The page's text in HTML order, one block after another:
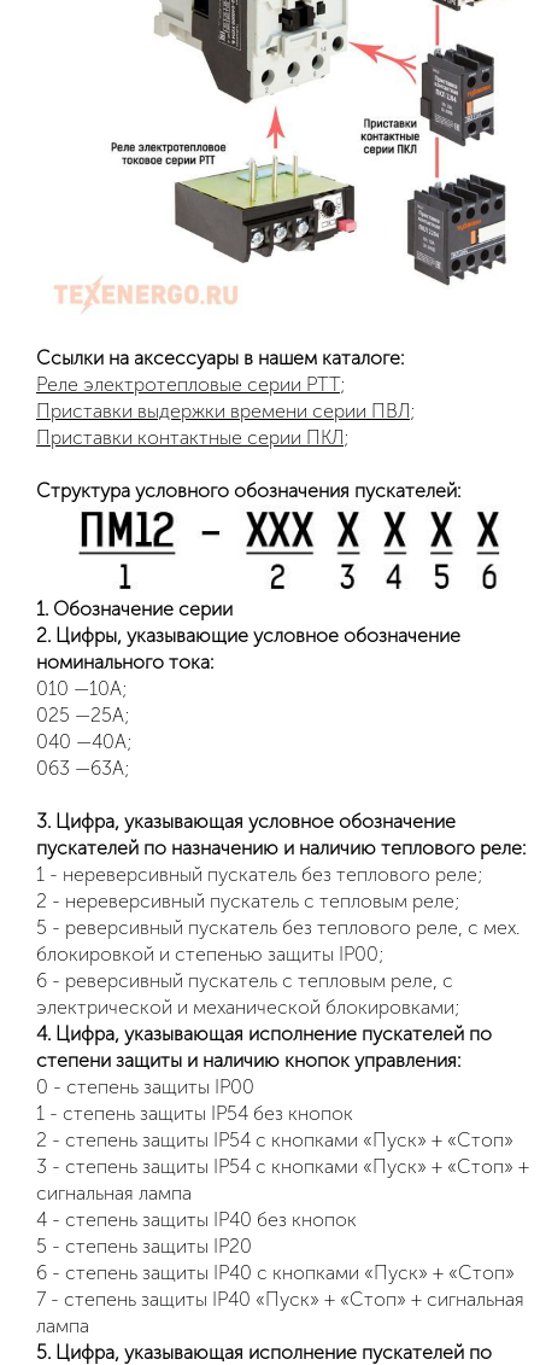
Ссылки на аксессуары в нашем каталоге:
Реле электротепловые серии РТТ;
Приставки выдержки времени серии ПВЛ;
Приставки контактные серии ПКЛ;
Структура условного обозначения пускателей:
1. Обозначение серии
2. Цифры, указывающие условное обозначение
номинального тока:
010 —10А;
025 —25А;
040 —40А;
063 —63А;
3. Цифра, указывающая условное обозначение
пускателей по назначению и наличию теплового реле:
1 - нереверсивный пускатель без теплового реле;
2 - нереверсивный пускатель с тепловым реле;
5 - реверсивный пускатель без теплового реле, с мех.
блокировкой и степенью защиты IP00;
6 - реверсивный пускатель с тепловым реле, с
электрической и механической блокировками;
4. Цифра, указывающая исполнение пускателей по
степени защиты и наличию кнопок управления:
0 - степень защиты IP00
1 - степень защиты IP54 без кнопок
2 - степень защиты IP54 с кнопками «Пуск» + «Стоп»
3 - степень защиты IP54 с кнопками «Пуск» + «Стоп» +
сигнальная лампа
4 - степень защиты IP40 без кнопок
5 - степень защиты IP20
6 - степень защиты IP40 с кнопками «Пуск» + «Стоп»
7 - степень защиты IP40 «Пуск» + «Стоп» + сигнальная
лампа
5. Цифра, указывающая исполнение пускателей по